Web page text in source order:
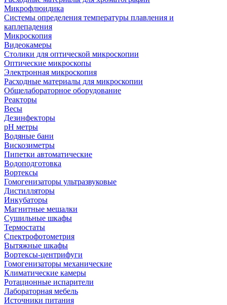
Микрофлюидика
Системы определения температуры плавления и
каплепадения
Микроскопия
Видеокамеры
Столики для оптической микроскопии
Оптические микроскопы
Электронная микроскопия
Расходные материалы для микроскопии
Общелабораторное оборудование
Реакторы
Весы
Дезинфекторы
рН метры
Водяные бани
Вискозиметры
Пипетки автоматические
Водоподготовка
Вортексы
Гомогенизаторы ультразвуковые
Дистилляторы
Инкубаторы
Магнитные мешалки
Сушильные шкафы
Термостаты
Спектрофотометрия
Вытяжные шкафы
Вортексы-центрифуги
Гомогенизаторы механические
Климатические камеры
Ротационные испарители
Лабораторная мебель
Источники питания